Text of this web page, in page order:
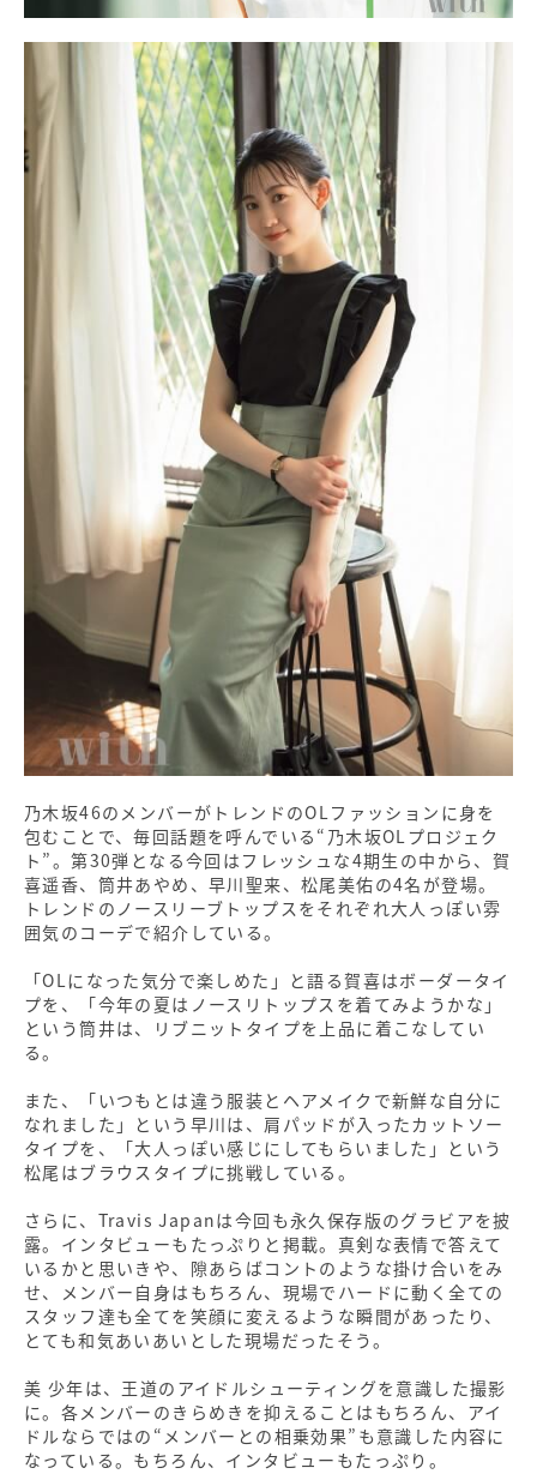
乃木坂46のメンバーがトレンドのOLファッションに身を
包むことで、毎回話題を呼んでいる“乃木坂OLプロジェク
ト”。第30弾となる今回はフレッシュな4期生の中から、賀
喜遥香、筒井あやめ、早川聖来、松尾美佑の4名が登場。
トレンドのノースリーブトップスをそれぞれ大人っぽい雰
囲気のコーデで紹介している。
「OLになった気分で楽しめた」と語る賀喜はボーダータイ
プを、「今年の夏はノースリトップスを着てみようかな」
という筒井は、リブニットタイプを上品に着こなしてい
る。
また、「いつもとは違う服装とヘアメイクで新鮮な自分に
なれました」という早川は、肩パッドが入ったカットソー
タイプを、「大人っぽい感じにしてもらいました」という
松尾はブラウスタイプに挑戦している。
さらに、Travis Japanは今回も永久保存版のグラビアを披
露。インタビューもたっぷりと掲載。真剣な表情で答えて
いるかと思いきや、隙あらばコントのような掛け合いをみ
せ、メンバー自身はもちろん、現場でハードに動く全ての
スタッフ達も全てを笑顔に変えるような瞬間があったり、
とても和気あいあいとした現場だったそう。
美 少年は、王道のアイドルシューティングを意識した撮影
に。各メンバーのきらめきを抑えることはもちろん、アイ
ドルならではの“メンバーとの相乗効果”も意識した内容に
なっている。もちろん、インタビューもたっぷり。